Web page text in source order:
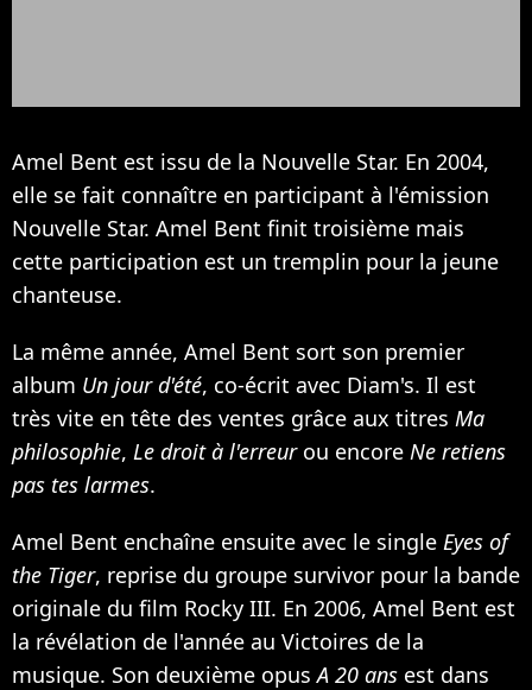
Amel Bent est issu de la Nouvelle Star. En 2004,
elle se fait connaître en participant à l'émission
Nouvelle Star. Amel Bent finit troisième mais
cette participation est un tremplin pour la jeune
chanteuse.
La même année, Amel Bent sort son premier
album Un jour d'été, co-écrit avec Diam's. Il est
très vite en tête des ventes grâce aux titres Ma
philosophie, Le droit à l'erreurou encore Ne retiens
pas tes larmes.
Amel Bent enchaîne ensuite avec le single Eyes of
the Tiger, reprise du groupe survivor pour la bande
originale du film Rocky III. En 2006, Amel Bent est
la révélation de l'année au Victoires de la
musique. Son deuxième opusA 20 ans est dans